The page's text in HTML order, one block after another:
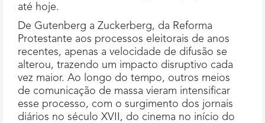
até hoje.
De Gutenberg a Zuckerberg, da Reforma
Protestante aos processos eleitorais de anos
recentes, apenas a velocidade de difusão se
alterou, trazendo um impacto disruptivo cada
vez maior. Ao longo do tempo, outros meios
de comunicação de massa vieram intensificar
esse processo, com o surgimento dos jornais
diários no século XVII, do cinema no início do